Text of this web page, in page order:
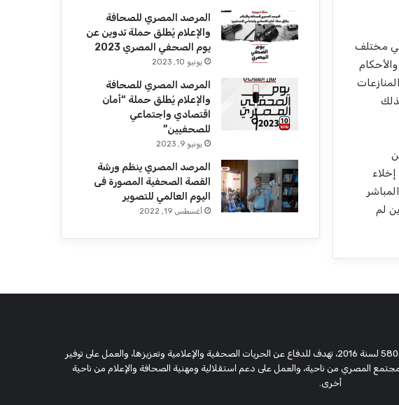
في مختلف
لم
المرصد المصري للصحافة
والإعلام يُطلق حملة تدوين عن
يوم الصحفي المصري 2023
يونيو 10, 2023
المرصد المصري للصحافة
والإعلام يُطلق حملة “أمان
اقتصادي واجتماعي
للصحفيين”
يونيو 9, 2023
المرصد المصري ينظم ورشة
القصة الصحفية المصورة فى
اليوم العالمي للتصوير
أغسطس 19, 2022
مؤسسة بحثية وحقوقية مستقلة، مسجلة تحت رقم 5805 لسنة 2016، تهدف للدفاع عن الحريات الصحفية والإعلامية وتعزيزها، والعمل على توفير
المصري من ناحية، والعمل على دعم استقلالية ومهنية الصحافة والإعلام من ناحية
أخرى.